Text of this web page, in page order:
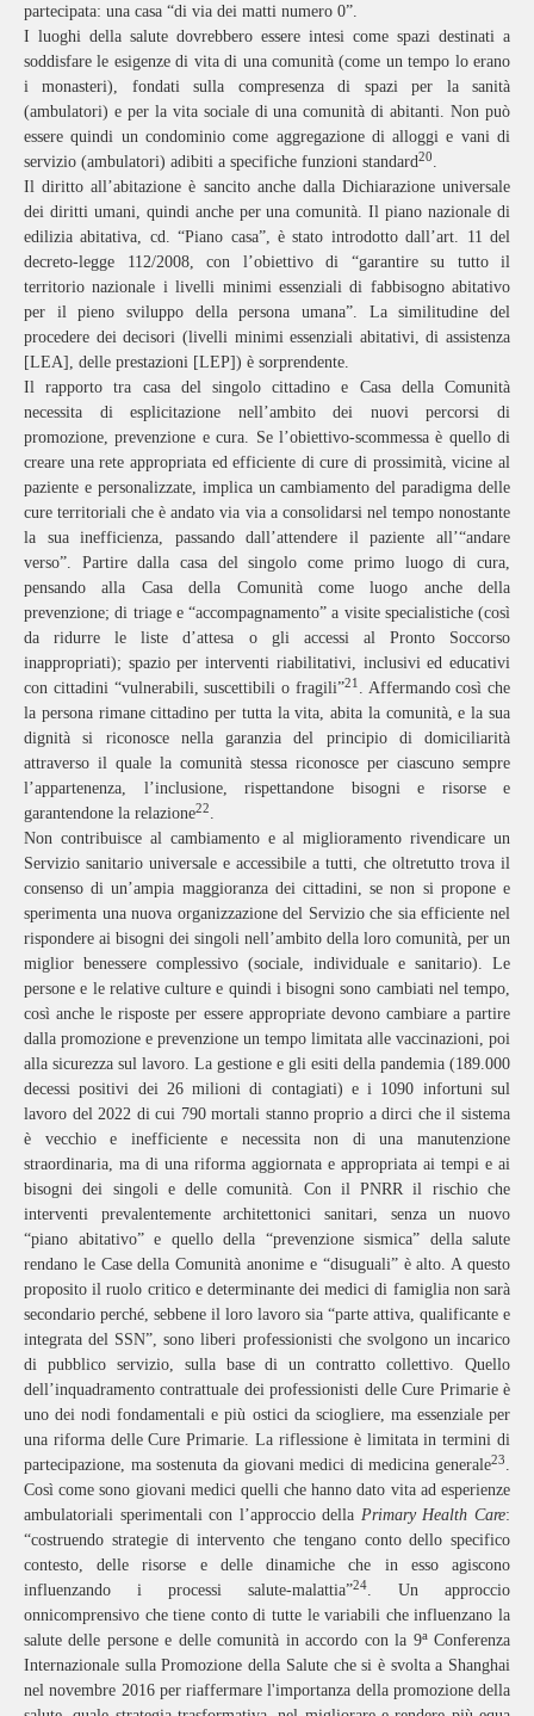
partecipata: una casa “di via dei matti numero 0”.
I luoghi della salute dovrebbero essere intesi come spazi destinati a
soddisfare le esigenze di vita di una comunità (come un tempo lo erano
i monasteri), fondati sulla compresenza di spazi per la sanità
(ambulatori) e per la vita sociale di una comunità di abitanti. Non può
essere quindi un condominio come aggregazione di alloggi e vani di
servizio (ambulatori) adibiti a specifiche funzioni standard20
Il diritto all’abitazione è sancito anche dalla Dichiarazione universale
dei diritti umani, quindi anche per una comunità. Il piano nazionale di
edilizia abitativa, cd. “Piano casa”, è stato introdotto dall’art. 11 del
decreto-legge 112/2008, con l’obiettivo di “garantire su tutto il
territorio nazionale i livelli minimi essenziali di fabbisogno abitativo
per il pieno sviluppo della persona umana”. La similitudine del
procedere dei decisori (livelli minimi essenziali abitativi, di assistenza
[LEA], delle prestazioni [LEP]) è sorprendente.
Il rapporto tra casa del singolo cittadino e Casa della Comunità
necessita di esplicitazione nell’ambito dei nuovi percorsi di
promozione, prevenzione e cura. Se l’obiettivo-scommessa è quello di
creare una rete appropriata ed efficiente di cure di prossimità, vicine al
paziente e personalizzate, implica un cambiamento del paradigma delle
cure territoriali che è andato via via a consolidarsi nel tempo nonostante
la sua inefficienza, passando dall’attendere il paziente all’“andare
verso”. Partire dalla casa del singolo come primo luogo di cura,
pensando alla Casa della Comunità come luogo anche della
prevenzione; di triage e “accompagnamento” a visite specialistiche (così
da ridurre le liste d’attesa o gli accessi al Pronto Soccorso
inappropriati); spazio per interventi riabilitativi, inclusivi ed educativi
con cittadini “vulnerabili, suscettibili o fragili”21
. Affermando così che
la persona rimane cittadino per tutta la vita, abita la comunità, e la sua
dignità si riconosce nella garanzia del principio di domiciliarità
attraverso il quale la comunità stessa riconosce per ciascuno sempre
l’appartenenza, l’inclusione, rispettandone bisogni e risorse e
garantendone la relazione22
Non contribuisce al cambiamento e al miglioramento rivendicare un
Servizio sanitario universale e accessibile a tutti, che oltretutto trova il
consenso di un’ampia maggioranza dei cittadini, se non si propone e
sperimenta una nuova organizzazione del Servizio che sia efficiente nel
rispondere ai bisogni dei singoli nell’ambito della loro comunità, per un
miglior benessere complessivo (sociale, individuale e sanitario). Le
persone e le relative culture e quindi i bisogni sono cambiati nel tempo,
così anche le risposte per essere appropriate devono cambiare a partire
dalla promozione e prevenzione un tempo limitata alle vaccinazioni, poi
alla sicurezza sul lavoro. La gestione e gli esiti della pandemia (189.000
decessi positivi dei 26 milioni di contagiati) e i 1090 infortuni sul
lavoro del 2022 di cui 790 mortali stanno proprio a dirci che il sistema
è vecchio e inefficiente e necessita non di una manutenzione
straordinaria, ma di una riforma aggiornata e appropriata ai tempi e ai
bisogni dei singoli e delle comunità. Con il PNRR il rischio che
interventi prevalentemente architettonici sanitari, senza un nuovo
“piano abitativo” e quello della “prevenzione sismica” della salute
rendano le Case della Comunità anonime e “disuguali” è alto. A questo
proposito il ruolo critico e determinante dei medici di famiglia non sarà
secondario perché, sebbene il loro lavoro sia “parte attiva, qualificante e
integrata del SSN”, sono liberi professionisti che svolgono un incarico
di pubblico servizio, sulla base di un contratto collettivo. Quello
dell’inquadramento contrattuale dei professionisti delle Cure Primarie è
uno dei nodi fondamentali e più ostici da sciogliere, ma essenziale per
una riforma delle Cure Primarie. La riflessione è limitata in termini di
partecipazione, ma sostenuta da giovani medici di medicina generale23
Così come sono giovani medici quelli che hanno dato vita ad esperienze
ambulatoriali sperimentali con l’approccio della Primary Health Care:
“costruendo strategie di intervento che tengano conto dello specifico
contesto, delle risorse e delle dinamiche che in esso agiscono
influenzando i processi salute-malattia”24
. Un approccio
onnicomprensivo che tiene conto di tutte le variabili che influenzano la
salute delle persone e delle comunità in accordo con la 9aConferenza
Internazionale sulla Promozione della Salute che si è svolta a Shanghai
nel novembre 2016 per riaffermare l'importanza della promozione della